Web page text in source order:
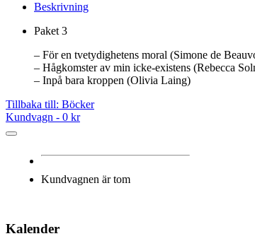
Beskrivning
Paket 3
– För en tvetydighetens moral (Simone de
– Hågkomster av min icke-existens (Rebecca
– Inpå bara kroppen (Olivia Laing)
Tillbaka till: Böcker
Kundvagn - 0 kr
Kundvagnen är tom
Kalender